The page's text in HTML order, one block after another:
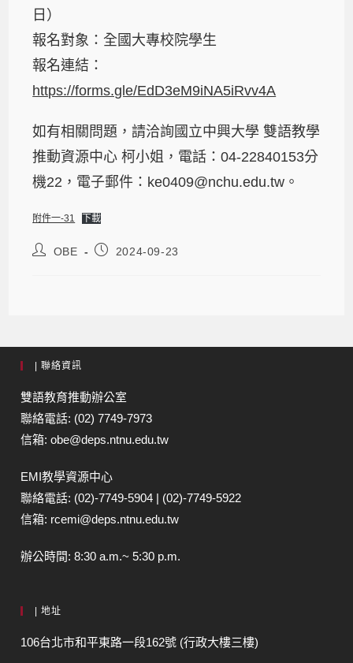
日）
報名對象：全國大專校院學生
報名連結：
https://forms.gle/EdD3eM9iNA5iRvv4A
如有相關問題，請洽詢國立中興大學 雙語教學
推動資源中心 柯小姐，電話：04-22840153分
機22，電子郵件：ke0409@nchu.edu.tw。
附件一-31 下載
OBE 2024-09-23
| 聯絡資訊
雙語教育推動辦公室
聯絡電話: (02) 7749-7973
信箱: obe@deps.ntnu.edu.tw
EMI教學資源中心
聯絡電話: (02)-7749-5904 | (02)-7749-5922
信箱: rcemi@deps.ntnu.edu.tw
辦公時間: 8:30 a.m.~ 5:30 p.m.
| 地址
106台北市和平東路一段162號 (行政大樓三樓)